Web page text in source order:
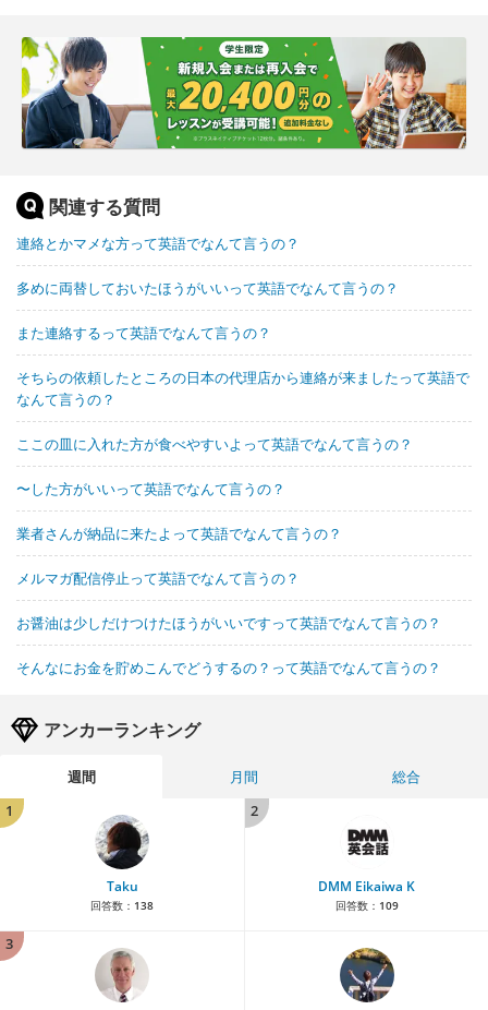
関連する質問
連絡とかマメな方って英語でなんて言うの？
多めに両替しておいたほうがいいって英語でなんて言うの？
また連絡するって英語でなんて言うの？
そちらの依頼したところの日本の代理店から連絡が来ましたって英語で
なんて言うの？
ここの皿に入れた方が食べやすいよって英語でなんて言うの？
〜した方がいいって英語でなんて言うの？
業者さんが納品に来たよって英語でなんて言うの？
メルマガ配信停止って英語でなんて言うの？
お醤油は少しだけつけたほうがいいですって英語でなんて言うの？
そんなにお金を貯めこんでどうするの？って英語でなんて言うの？
アンカーランキング
週間 月間
総合
1
Taku
回答数： 138
2
DMM Eikaiwa K
回答数： 109
3